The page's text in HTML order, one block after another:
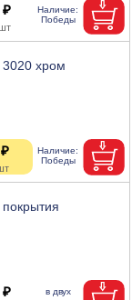
₽
3020 хром
₽